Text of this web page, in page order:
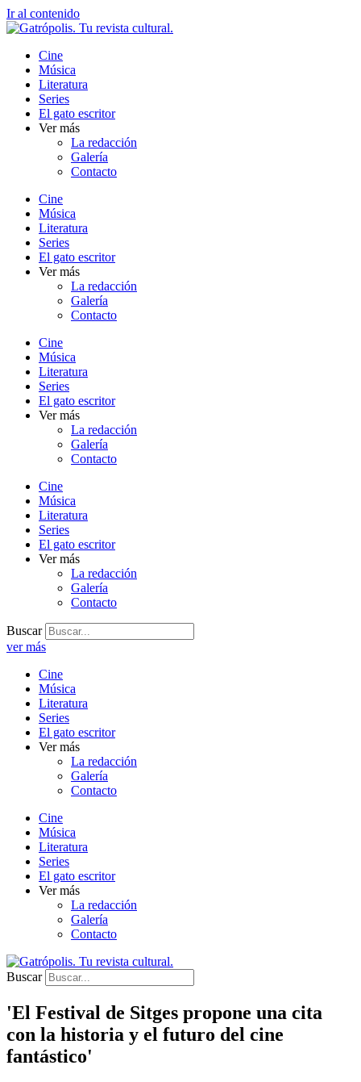
Ir al contenido
Cine
Música
Literatura
Series
El gato escritor
Ver más
La redacción
Galería
Contacto
Cine
Música
Literatura
Series
El gato escritor
Ver más
La redacción
Galería
Contacto
Cine
Música
Literatura
Series
El gato escritor
Ver más
La redacción
Galería
Contacto
Cine
Música
Literatura
Series
El gato escritor
Ver más
La redacción
Galería
Contacto
Buscar
ver más
Cine
Música
Literatura
Series
El gato escritor
Ver más
La redacción
Galería
Contacto
Cine
Música
Literatura
Series
El gato escritor
Ver más
La redacción
Galería
Contacto
Buscar
'El Festival de Sitges propone una cita
con la historia y el futuro del cine
fantástico'